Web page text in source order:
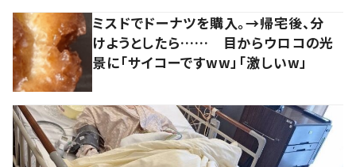
ミスドでドーナツを購入。→帰宅後、分
けようとしたら…… 目からウロコの光
景に「サイコーですww」「激しいw」